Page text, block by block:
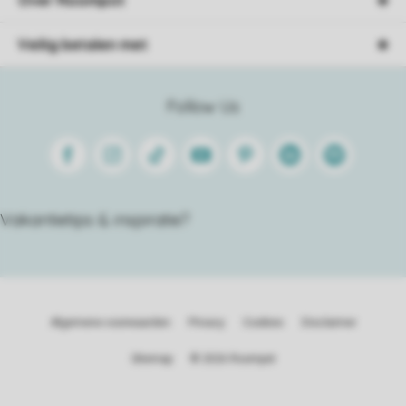
Follow Us
FacebookInstagram
Tiktok Youtube PinterestLinkedinSpotify
Vakantietips & inspiratie?
Veilig betalen met